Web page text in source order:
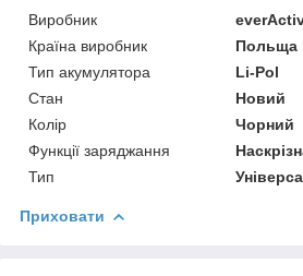
Виробник
Країна виробник
Польща
Тип акумулятора
Li-Pol
Стан
Новий
Колір
Чорний
Функції заряджання
Тип
Приховати